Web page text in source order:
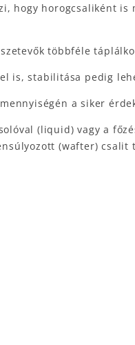
hogy horogcsaliként
többféle
is, stabilitása pedig
a siker
(liquid) vagy a
(wafter) csalit